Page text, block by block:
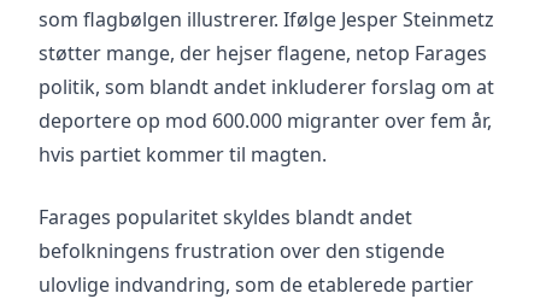
som flagbølgen illustrerer. Ifølge Jesper Steinmetz
støtter mange, der hejser flagene, netop Farages
politik, som blandt andet inkluderer forslag om at
deportere op mod 600.000 migranter over fem år,
hvis partiet kommer til magten.
Farages popularitet skyldes blandt andet
befolkningens frustration over den stigende
ulovlige indvandring, som de etablerede partier